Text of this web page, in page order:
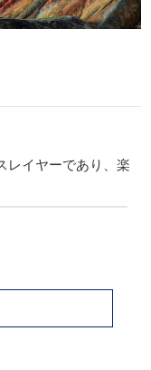
レイヤーであり、楽